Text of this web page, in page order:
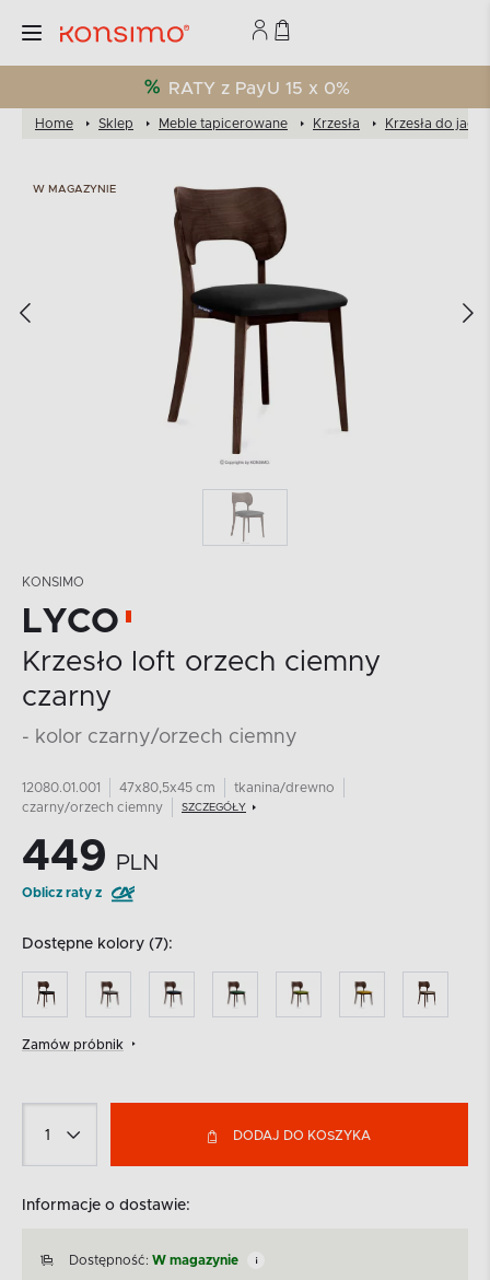
RATY z PayU 15 x 0%
Home Sklep Meble tapicerowane Krzesła Krzesła do
W MAGAZYNIE
KONSIMO
LYCO
Krzesło loft orzech ciemny
czarny
- kolor czarny/orzech ciemny
12080.01.001 47x80,5x45 cm
tkanina/drewno
czarny/orzech ciemny
SZCZEGÓŁY
449 PLN
Oblicz raty z
Dostępne kolory (7):
Zamów próbnik
DODAJ DO KOSZYKA
Informacje o dostawie:
Dostępność: W magazynie